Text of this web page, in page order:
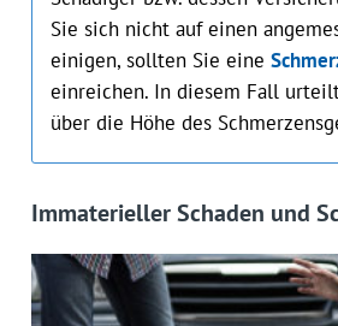
Sie sich nicht auf einen
einigen, sollten Sie eine
einreichen. In diesem Fall
über die Höhe des
Immaterieller Schaden und